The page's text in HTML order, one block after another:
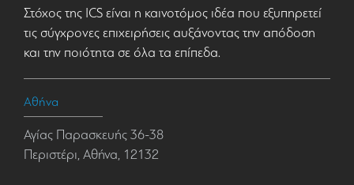
Στόχος της ICS είναι η καινοτόμος ιδέα που εξυπηρετεί
τις σύγχρονες επιχειρήσεις αυξάνοντας την απόδοση
και την ποιότητα σε όλα τα επίπεδα.
Αθήνα
Αγίας Παρασκευής 36-38
Περιστέρι, Αθήνα, 12132